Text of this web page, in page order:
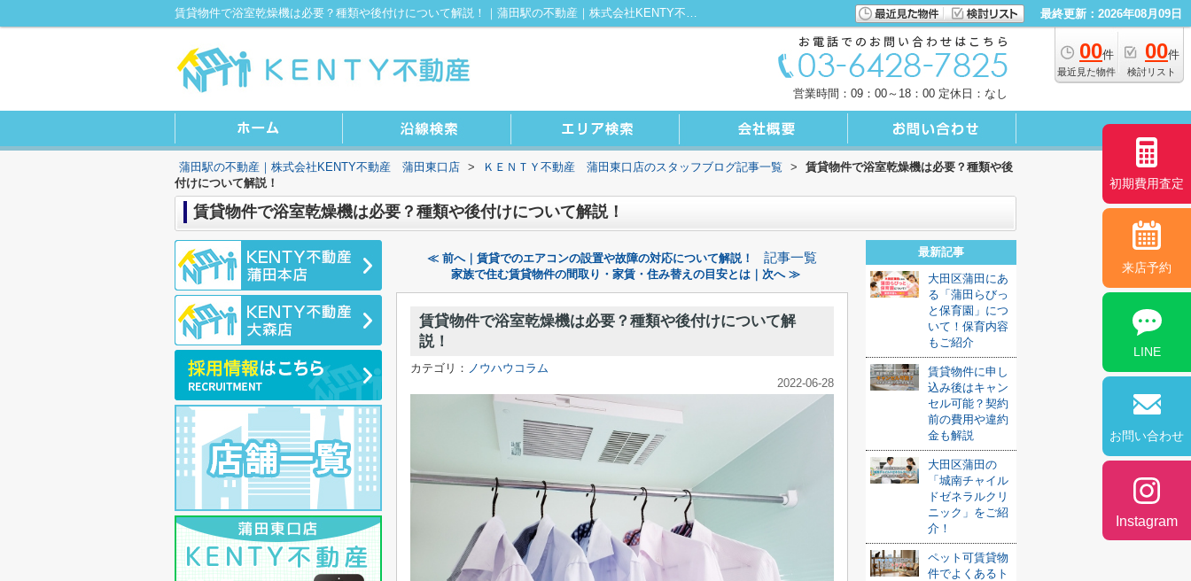
賃貸物件で浴室乾燥機は必要？種類や後付けについて解説！｜蒲田駅の不動産｜株式会社KENTY不動産 蒲田東口店 最終更新：2026年08月09日
00件
最近見た物件
00件
検討リスト
営業時間：09：00～18：00 定休日：なし
蒲田駅の不動産｜株式会社KENTY不動産 蒲田東口店 > ＫＥＮＴＹ不動産 蒲田東口店のスタッフブログ記事一覧 >
賃貸物件で浴室乾燥機は必要？種類や後
付けについて解説！
賃貸物件で浴室乾燥機は必要？種類や後付けについて解説！
≪ 前へ｜賃貸でのエアコンの設置や故障の対応について解説！ 記事一覧
家族で住む賃貸物件の間取り・家賃・住み替えの目安とは｜次へ ≫
賃貸物件で浴室乾燥機は必要？種類や後付けについて解
説！
カテゴリ： ノウハウコラム
2022-06-28
最新記事
大田区蒲田にあ
る「蒲田らびっ
と保育園」につ
いて！保育内容
もご紹介
賃貸物件に申し
込み後はキャン
セル可能？契約
前の費用や違約
金も解説
大田区蒲田の
「城南チャイル
ドゼネラルクリ
ニック」をご紹
介！
ペット可賃貸物
件でよくあるト
初期費用査定
来店予約
LINE
お問い合わせ
Instagram